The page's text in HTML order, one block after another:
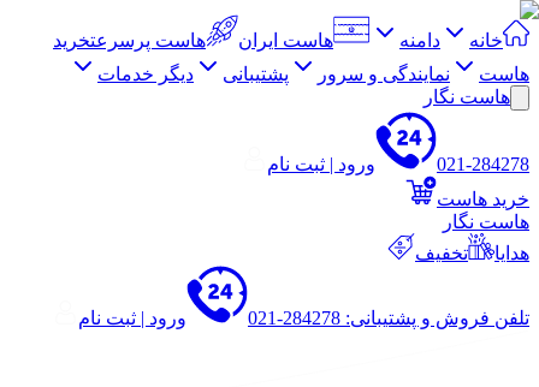
خانه دامنه هاست ایران هاست پرسرعتخرید
هاست
نمایندگی و سرور پشتیبانی
دیگر خدمات
هاست نگار
021-284278
ورود | ثبت نام
خرید هاست
هاست نگار
هدایا
تخفیف
تلفن فروش و پشتیبانی: 284278-021 ورود | ثبت نام